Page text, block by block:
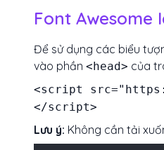
Font Awesome
Để sử dụng các biểu
vào phần <head> của
<script
</script>
Lưu ý: Không cần tải